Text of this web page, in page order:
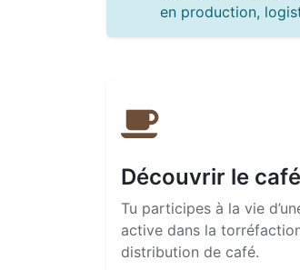
en production,
Découvrir le café
Tu participes à la vie
active dans la
distribution de café.